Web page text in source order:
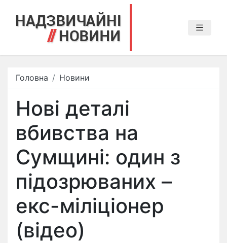
Головна Новини
Нові деталі
вбивства на
Сумщині: один з
підозрюваних –
екс-міліціонер
(відео)